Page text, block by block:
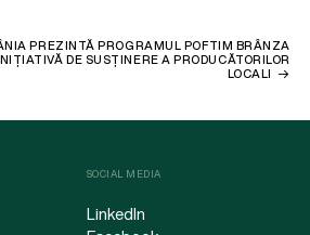
PREZINTĂ PROGRAMUL POFTIM BRÂNZA
DE SUSȚINERE A PRODUCĂTORILOR
LOCALI
SOCIAL MEDIA
LinkedIn